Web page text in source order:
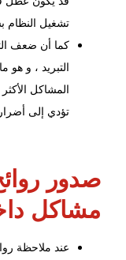
تشغيل النظام
كما أن ضعف
التبريد ، و
المشاكل
تؤدي إلى
صدور
مشاكل
عند ملاحظة